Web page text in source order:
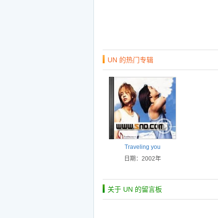
UN 的热门专辑
Traveling you
日期：2002年
关于 UN 的留言板